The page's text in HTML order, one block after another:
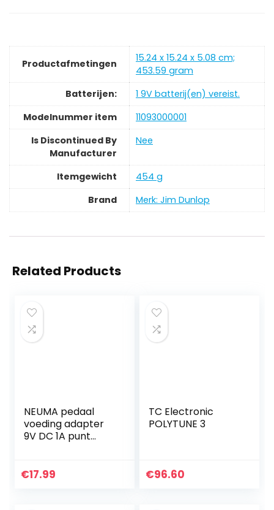
Productafmetingen
‎15.24 x 15.24 x 5.08 cm;
453.59 gram
Batterijen:
‎1 9V batterij(en) vereist.
Modelnummer item
‎11093000001
Is Discontinued By
Manufacturer
‎Nee
Itemgewicht
‎454 g
Brand
Merk: Jim Dunlop
Related Products
NEUMA pedaal
voeding adapter
9V DC 1A punt
voor effect pedaal
€17.99
TC Electronic
POLYTUNE 3
€96.60